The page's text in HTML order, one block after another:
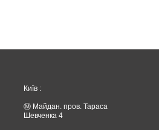
Київ :
Ⓜ️ Майдан. пров. Тараса
Шевченка 4